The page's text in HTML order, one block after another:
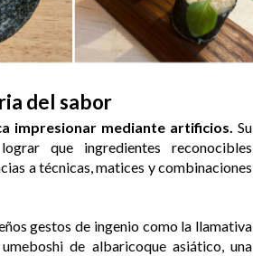
del sabor
impresionar mediante artificios. Su
que ingredientes reconocibles
a técnicas, matices y combinaciones
gestos de ingenio como la llamativa
de albaricoque asiático, una